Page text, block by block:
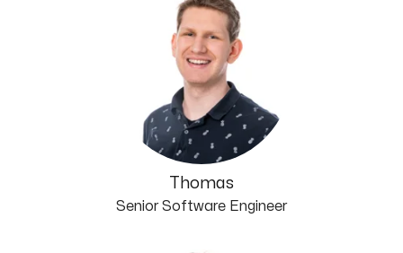
Thomas
Senior Software Engineer